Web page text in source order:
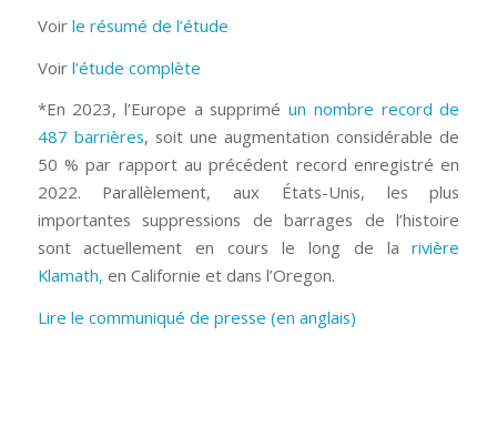
Voir le résumé de l’étude
Voirl’étude complète
*En 2023, l’Europe a suppriméun nombre record de
487 barrières, soit une augmentation considérable de
50 % par rapport au précédent record enregistré en
2022. Parallèlement, aux États-Unis, les plus
importantes suppressions de barrages de l’histoire
sont actuellement en cours le long de larivière
Klamath, en Californie et dans l’Oregon.
Lire le communiqué de presse (en anglais)